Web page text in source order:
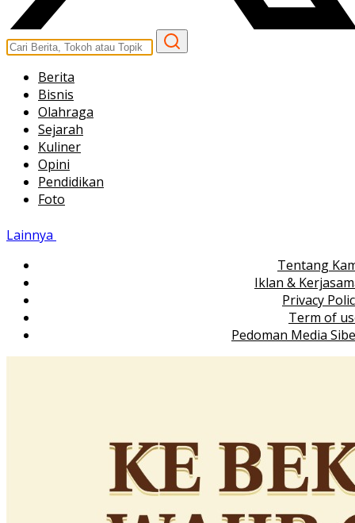
Berita
Bisnis
Olahraga
Sejarah
Kuliner
Opini
Pendidikan
Foto
Lainnya
Tentang
Iklan &
Privacy
Term of
Pedoman Media